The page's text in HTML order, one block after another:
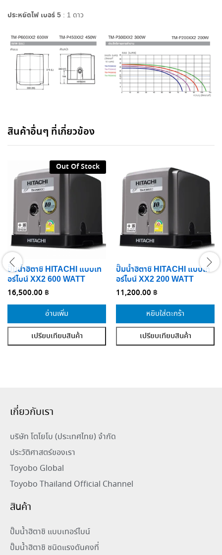
ประหยัดไฟ เบอร์ 5 : 1 ดาว
สินค้าอื่นๆ ที่เกี่ยวข้อง
Out Of Stock
ปั๊มน้ำฮิตาชิ HITACHI แบบเท
อร์ไบน์ XX2 600 WATT
16,500.00 ฿
อ่านเพิ่ม
เปรียบเทียบสินค้า
ปั๊มน้ำฮิตาชิ HITACHI แบบเท
อร์ไบน์ XX2 200 WATT
11,200.00 ฿
หยิบใส่ตะกร้า
เปรียบเทียบสินค้า
เกี่ยวกับเรา
บริษัท โตโยโบ (ประเทศไทย) จำกัด
ประวัติศาสตร์ของเรา
Toyobo Global
Toyobo Thailand Official Channel
สินค้า
ปั๊มน้ำฮิตาชิ แบบเทอร์ไบน์
ปั๊มน้ำฮิตาชิ ชนิดแรงดันคงที่